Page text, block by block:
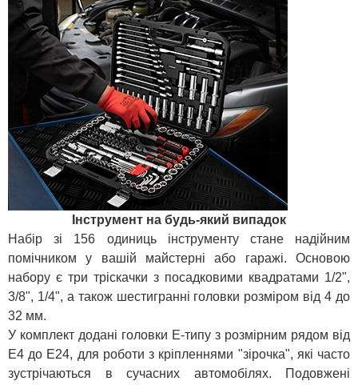
Інструмент на будь-який випадок
Набір зі 156 одиниць інструменту стане надійним
помічником у вашій майстерні або гаражі. Основою
набору є три тріскачки з посадковими квадратами 1/2",
3/8", 1/4", а також шестигранні головки розміром від 4 до
32 мм.
У комплект додані головки E-типу з розмірним рядом від
E4 до E24, для роботи з кріпленнями "зірочка", які часто
зустрічаються в сучасних автомобілях. Подовжені